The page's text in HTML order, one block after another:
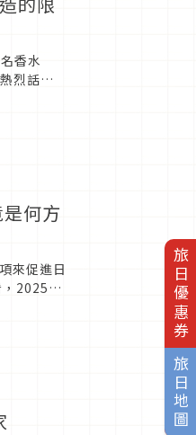
旅日優惠券
旅日地圖
香水
何方
來促進日
2025年